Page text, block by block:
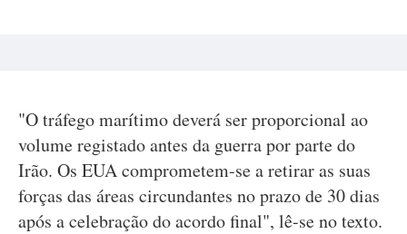
"O tráfego marítimo deverá ser proporcional ao
volume registado antes da guerra por parte do
Irão. Os EUA comprometem-se a retirar as suas
forças das áreas circundantes no prazo de 30 dias
após a celebração do acordo final", lê-se no texto.